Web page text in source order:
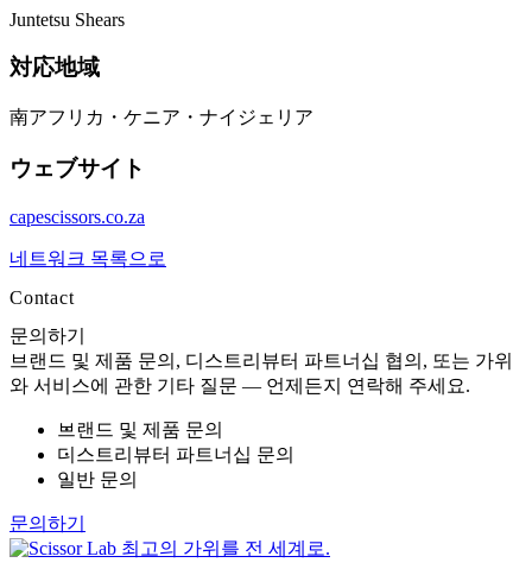
Juntetsu Shears
対応地域
南アフリカ・ケニア・ナイジェリア
ウェブサイト
capescissors.co.za
네트워크 목록으로
Contact
문의하기
브랜드 및 제품 문의, 디스트리뷰터 파트너십 협의, 또는 가위
와 서비스에 관한 기타 질문 — 언제든지 연락해 주세요.
브랜드 및 제품 문의
디스트리뷰터 파트너십 문의
일반 문의
문의하기
최고의 가위를 전 세계로.